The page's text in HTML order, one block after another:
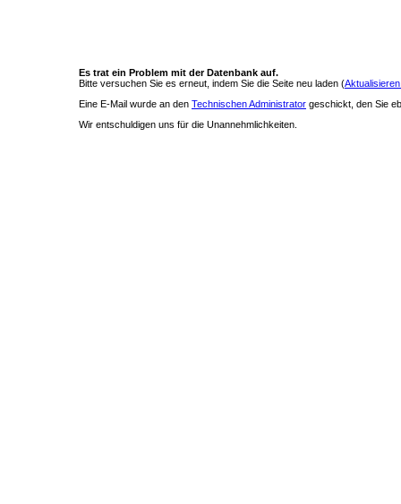
Es trat ein Problem mit der Datenbank auf.
Bitte versuchen Sie es erneut, indem Sie die Seite neu laden (
Eine E-Mail wurde an den Technischen Administrator geschickt, den Sie
Wir entschuldigen uns für die Unannehmlichkeiten.